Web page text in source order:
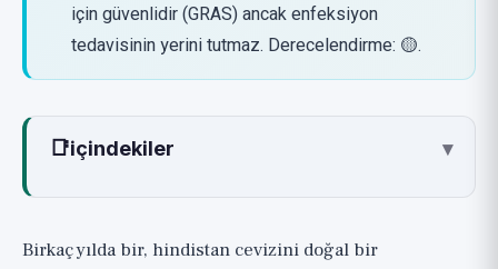
için güvenlidir (GRAS) ancak enfeksiyon
tedavisinin yerini tutmaz. Derecelendirme: 🟡.
📑içindekiler ▾
Birkaç yılda bir, hindistan cevizini doğal bir